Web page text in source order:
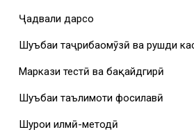
Ҷадвали дарсҳо
Шуъбаи таҷрибаомӯзӣ ва рушди
Маркази тестӣ ва бақайдгирӣ
Шуъбаи таълимоти фосилавӣ
Шурои илмӣ-методӣ